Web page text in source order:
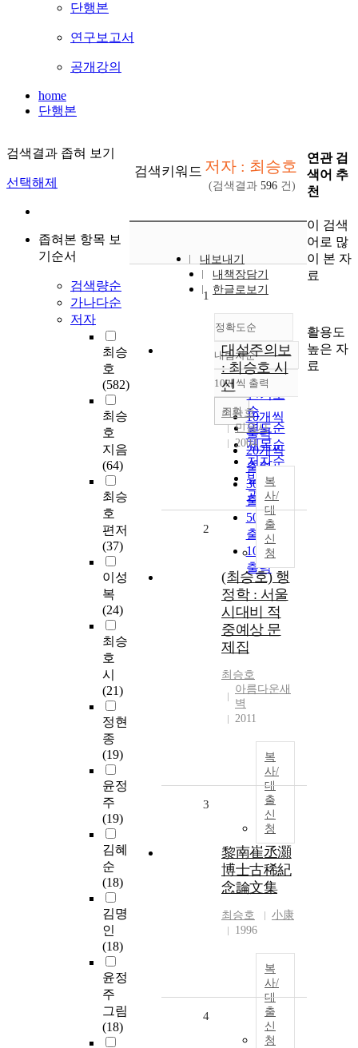
단행본
연구보고서
공개강의
home
단행본
검색결과 좁혀 보기
선택해제
좁혀본 항목 보
기순서
검색량순
가나다순
저자
최승
호
(582)
최승
호
지음
(64)
최승
호
편저
(37)
이성
복
(24)
최승
호
시
(21)
정현
종
(19)
윤정
주
(19)
김혜
순
(18)
김명
인
(18)
윤정
주
그림
(18)
검색키워드 저자 : 최승호
(검색결과 596 건)
내보내기
내책장담기
한글로보기
정확도순
정확도
순
인기도
순
연도순
제목순
저자순
발행기
관순
내림차순
내림차순
10개씩 출력
10개씩
출력
20개씩
출력
30개씩
출력
50개씩
출력
100개씩
출력
조회
1
대설주의보
: 최승호 시
선
최승호
민음사
2004
복
사/
대
출
신
청
2
(최승호) 행
정학 : 서울
시대비 적
중예상 문
제집
최승호
아름다운새
벽
2011
복
사/
대
출
신
청
3
黎南崔丞灝
博士古稀紀
念論文集
최승호
小康
1996
복
사/
대
출
신
청
4
연관 검
색어 추
천
이 검색
어로 많
이 본 자
료
활용도
높은 자
료